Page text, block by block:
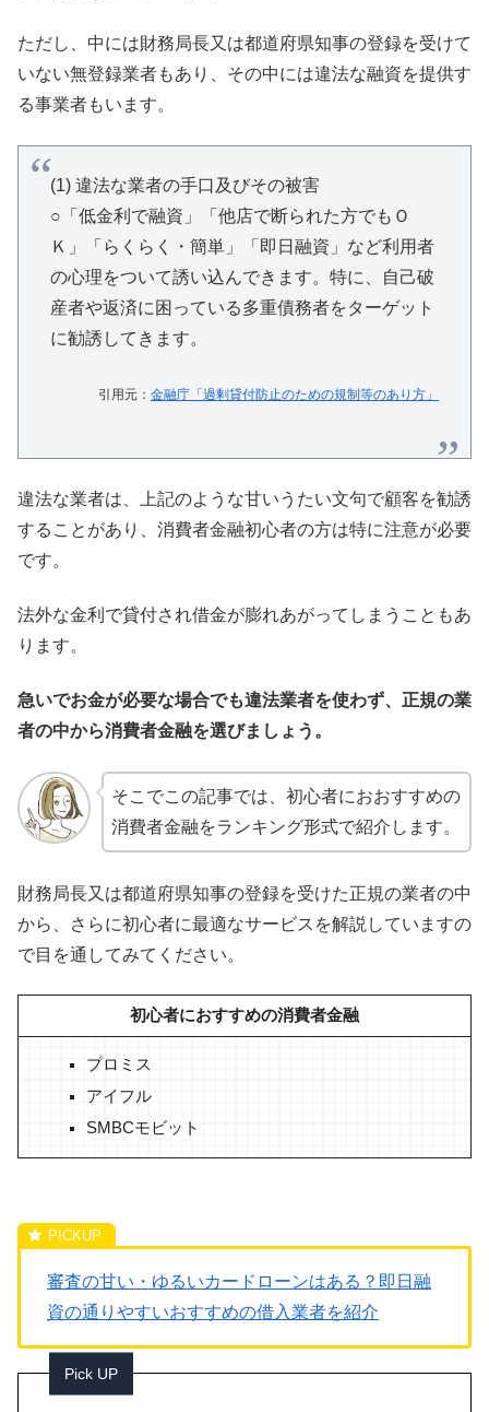
ただし、中には財務局長又は都道府県知事の登録を受けて
いない無登録業者もあり、その中には違法な融資を提供す
る事業者もいます。
(1) 違法な業者の手口及びその被害
○「低金利で融資」「他店で断られた方でもＯ
Ｋ」「らくらく・簡単」「即日融資」など利用者
の心理をついて誘い込んできます。特に、自己破
産者や返済に困っている多重債務者をターゲット
に勧誘してきます。
引用元：金融庁「過剰貸付防止のための規制等のあり方」
違法な業者は、上記のような甘いうたい文句で顧客を勧誘
することがあり、消費者金融初心者の方は特に注意が必要
です。
法外な金利で貸付され借金が膨れあがってしまうこともあ
ります。
急いでお金が必要な場合でも違法業者を使わず、正規の業
者の中から消費者金融を選びましょう。
そこでこの記事では、初心者におおすすめの
消費者金融をランキング形式で紹介します。
財務局長又は都道府県知事の登録を受けた正規の業者の中
から、さらに初心者に最適なサービスを解説していますの
で目を通してみてください。
初心者におすすめの消費者金融
プロミス
アイフル
SMBCモビット
審査の甘い・ゆるいカードローンはある？即日融
資の通りやすいおすすめの借入業者を紹介
Pick UP